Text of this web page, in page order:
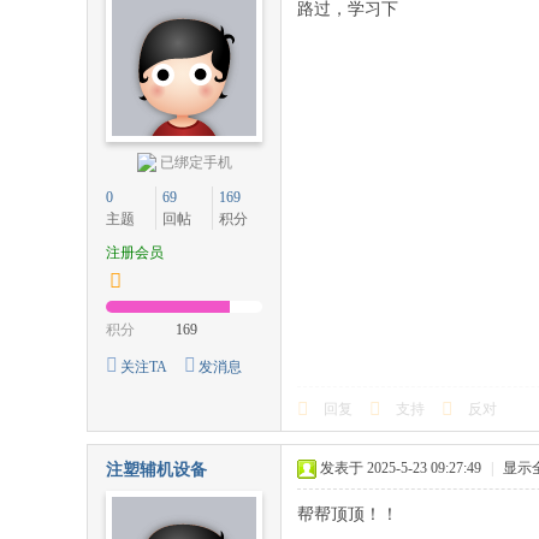
已绑定手机
0
主题
69
回帖
169
积分
注册会员
积分 169
关注TA 发消息
路过，学习下
回复 支持 反对
注塑辅机设备 发表于 2025-5-23 09:27:49 显示
帮帮顶顶！！